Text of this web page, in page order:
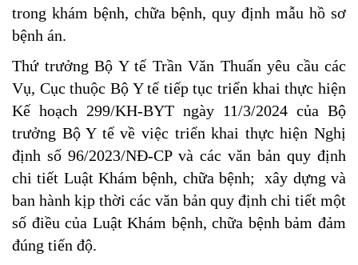
trong khám bệnh, chữa bệnh, quy định mẫu hồ sơ
bệnh án.
Thứ trưởng Bộ Y tế Trần Văn Thuấn yêu cầu các
Vụ, Cục thuộc Bộ Y tế tiếp tục triển khai thực hiện
Kế hoạch 299/KH-BYT ngày 11/3/2024 của Bộ
trưởng Bộ Y tế về việc triển khai thực hiện Nghị
định số 96/2023/NĐ-CP và các văn bản quy định
chi tiết Luật Khám bệnh, chữa bệnh; xây dựng và
ban hành kịp thời các văn bản quy định chi tiết một
số điều của Luật Khám bệnh, chữa bệnh bảm đảm
đúng tiến độ.